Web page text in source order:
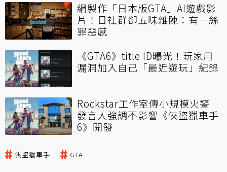
網製作「日本版GTA」AI遊戲影
片！日社群卻五味雜陳：有一絲
罪惡感
《GTA6》title ID曝光！玩家用
漏洞加入自己「最近遊玩」紀錄
Rockstar工作室傳小規模火警
發言人強調不影響《俠盜獵車手
6》開發
俠盜獵車手 GTA